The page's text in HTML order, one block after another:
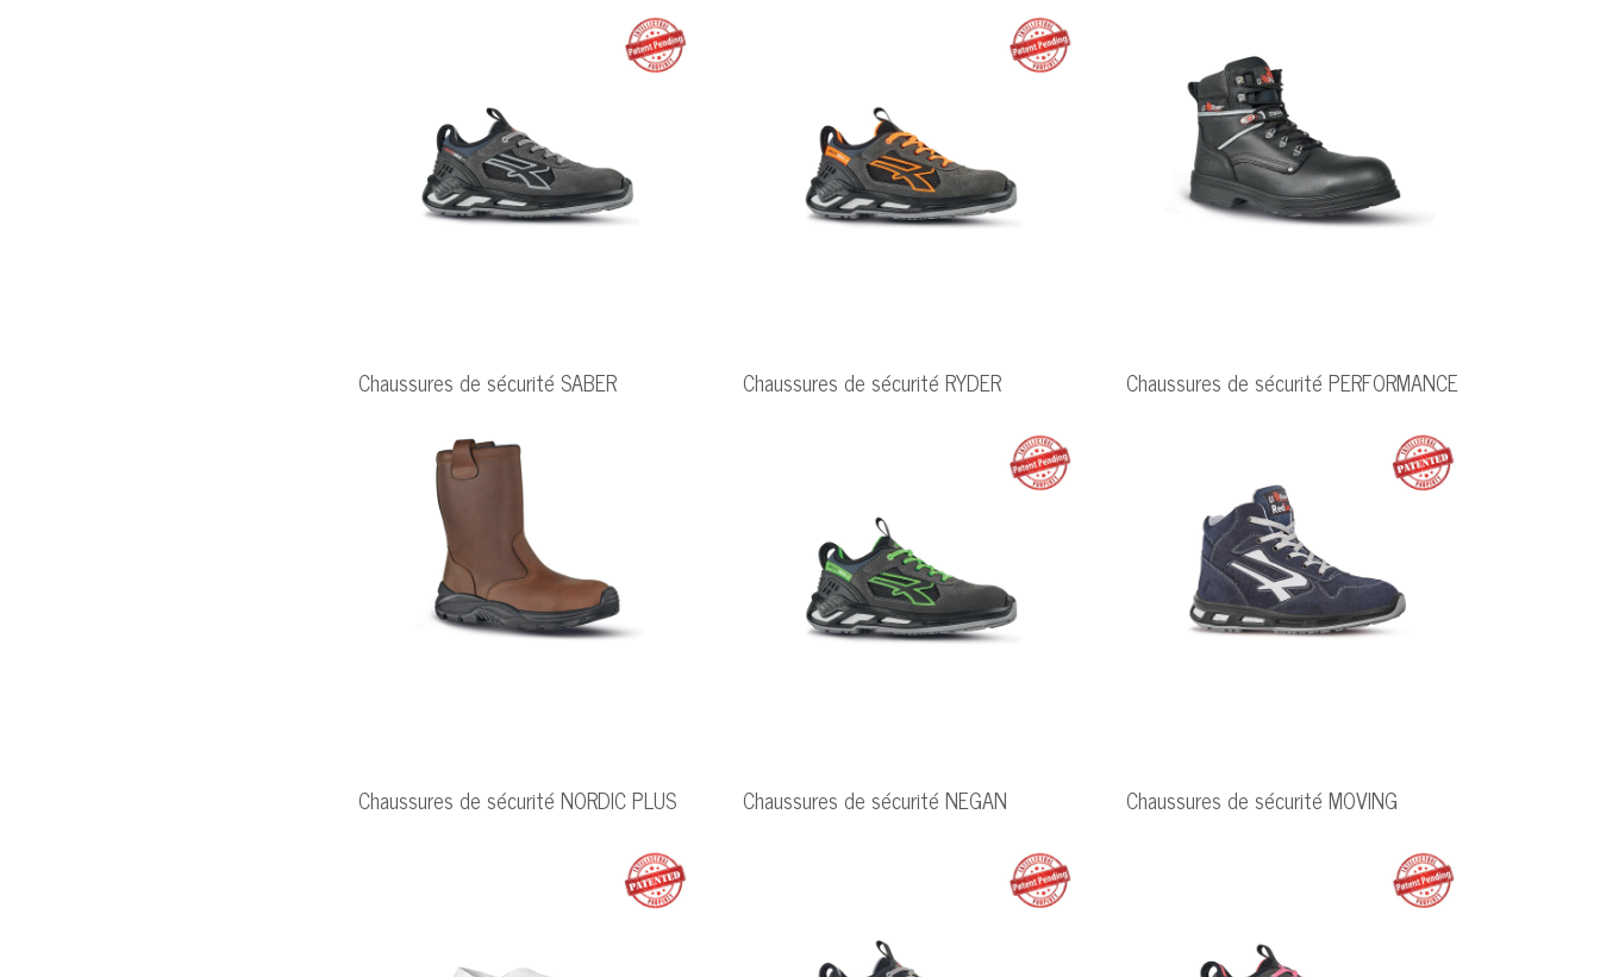
Chaussures de sécurité SABER Chaussures de sécurité RYDER Chaussures de sécurité PERFORMANCE
Chaussures de sécurité NORDIC PLUS Chaussures de sécurité NEGAN Chaussures de sécurité MOVING